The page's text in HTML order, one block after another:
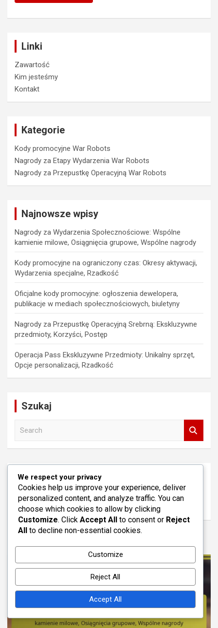
Linki
Zawartość
Kim jesteśmy
Kontakt
Kategorie
Kody promocyjne War Robots
Nagrody za Etapy Wydarzenia War Robots
Nagrody za Przepustkę Operacyjną War Robots
Najnowsze wpisy
Nagrody za Wydarzenia Społecznościowe: Wspólne
kamienie milowe, Osiągnięcia grupowe, Wspólne nagrody
Kody promocyjne na ograniczony czas: Okresy aktywacji,
Wydarzenia specjalne, Rzadkość
Oficjalne kody promocyjne: ogłoszenia dewelopera,
publikacje w mediach społecznościowych, biuletyny
Nagrody za Przepustkę Operacyjną Srebrną: Ekskluzywne
przedmioty, Korzyści, Postęp
Operacja Pass Ekskluzywne Przedmioty: Unikalny sprzęt,
Opcje personalizacji, Rzadkość
Szukaj
c
h Archiwum
March 2026
February 2026
We respect your privacy
Cookies help us improve your experience, deliver
personalized content, and analyze traffic. You can
choose which cookies to allow by clicking
Customize. Click Accept All to consent or Reject
All to decline non-essential cookies.
Customize
Reject All
Accept All